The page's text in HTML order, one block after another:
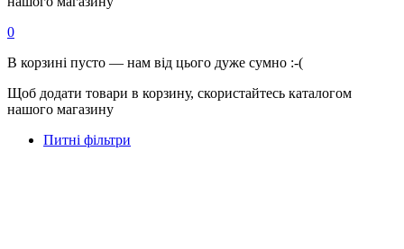
0
В корзині пусто — нам від цього дуже сумно :-(
Щоб додати товари в корзину, скористайтесь каталогом
нашого магазину
Питні фільтри